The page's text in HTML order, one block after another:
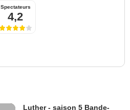
Spectateurs
4,2
Luther - saison 5 Bande-